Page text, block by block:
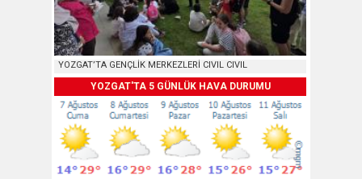
YOZGAT’TA GENÇLİK MERKEZLERİ CIVIL CIVIL
YOZGAT'TA 5 GÜNLÜK HAVA DURUMU